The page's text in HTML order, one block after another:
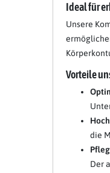
Ideal für
Unsere
Vorteile
die
Der